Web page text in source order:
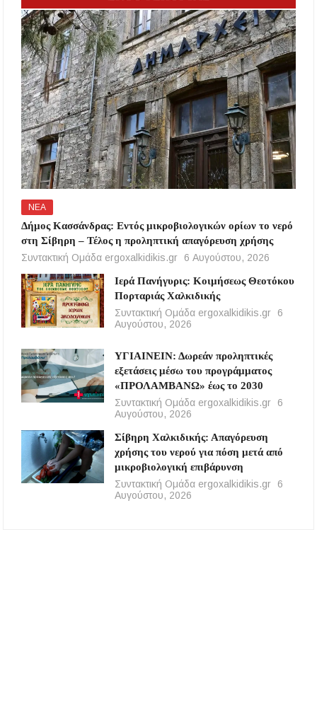
ΝΕΑ
Δήμος Κασσάνδρας: Εντός μικροβιολογικών ορίων το νερό
στη Σίβηρη – Τέλος η προληπτική απαγόρευση χρήσης
Συντακτική Ομάδα ergoxalkidikis.gr
6 Αυγούστου, 2026
Ιερά Πανήγυρις: Κοιμήσεως Θεοτόκου
Πορταριάς Χαλκιδικής
Συντακτική Ομάδα ergoxalkidikis.gr
6
Αυγούστου, 2026
ΥΓΙΑΙΝΕΙΝ: Δωρεάν προληπτικές
εξετάσεις μέσω του προγράμματος
«ΠΡΟΛΑΜΒΑΝΩ» έως το 2030
Συντακτική Ομάδα ergoxalkidikis.gr
6
Αυγούστου, 2026
Σίβηρη Χαλκιδικής: Απαγόρευση
χρήσης του νερού για πόση μετά από
μικροβιολογική επιβάρυνση
Συντακτική Ομάδα ergoxalkidikis.gr
6
Αυγούστου, 2026